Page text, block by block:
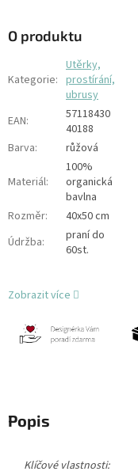
O produktu
Kategorie:
Utěrky,
prostírání,
ubrusy
EAN:
57118430
40188
Barva: růžová
Materiál:
100%
organická
bavlna
Rozměr:
40x50 cm
Údržba:
praní do
60st.
Zobrazit více
Popis
Klíčové vlastnosti: